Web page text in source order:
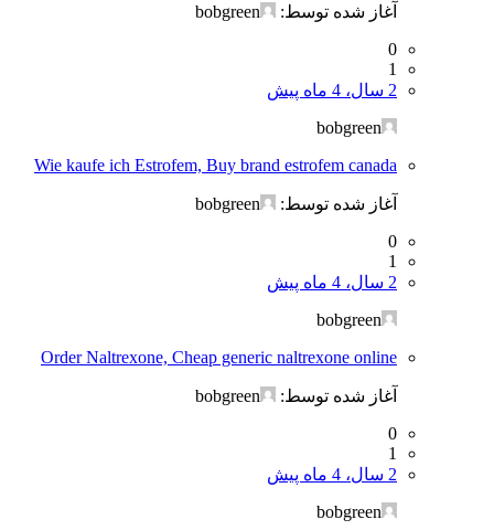
آغاز شده توسط:
bobgreen
0
1
2 سال، 4 ماه پیش
bobgreen
Wie kaufe ich Estrofem, Buy brand estrofem canada
آغاز شده توسط:
bobgreen
0
1
2 سال، 4 ماه پیش
bobgreen
Order Naltrexone, Cheap generic naltrexone online
آغاز شده توسط:
bobgreen
0
1
2 سال، 4 ماه پیش
bobgreen